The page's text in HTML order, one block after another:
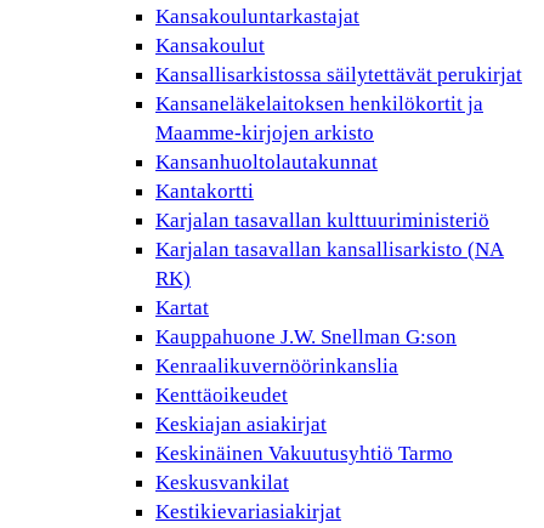
Kansakouluntarkastajat
Kansakoulut
Kansallisarkistossa säilytettävät perukirjat
Kansaneläkelaitoksen henkilökortit ja
Maamme-kirjojen arkisto
Kansanhuoltolautakunnat
Kantakortti
Karjalan tasavallan kulttuuriministeriö
Karjalan tasavallan kansallisarkisto (NA
RK)
Kartat
Kauppahuone J.W. Snellman G:son
Kenraalikuvernöörinkanslia
Kenttäoikeudet
Keskiajan asiakirjat
Keskinäinen Vakuutusyhtiö Tarmo
Keskusvankilat
Kestikievariasiakirjat